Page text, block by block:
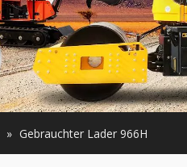
Kleine Baumaschinen
Gebrauchter Motor
Gebrauchte Maschinen
» Gebrauchter Lader 966H